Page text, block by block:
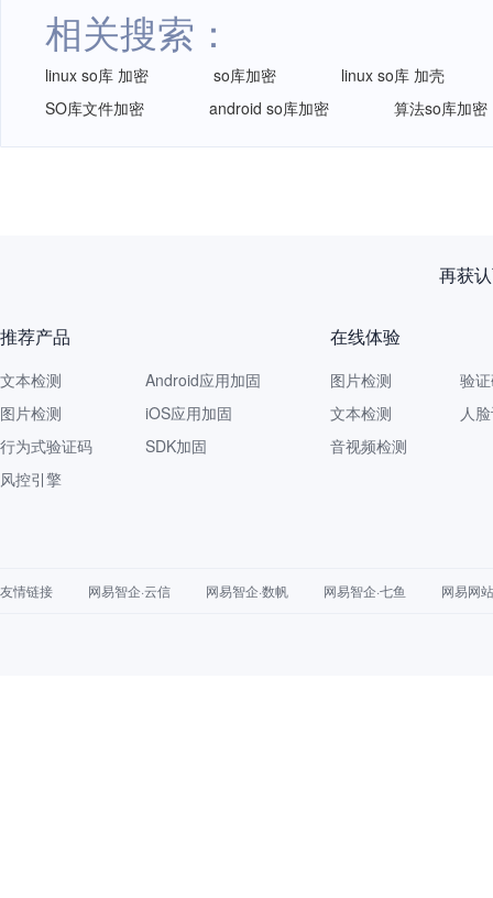
相关搜索：
linux so库 加密 so库加密
linux so库 加壳
SO库文件加密
android so库加密 算法so库加密
再获
推荐产品
文本检测
图片检测
行为式验证码
风控引擎
Android应用加固
iOS应用加固
SDK加固
在线体验
图片检测
文本检测
音视频检测
验
人
友情链接 网易智企·云信 网易智企·数帆 网易智企·七鱼 网易网